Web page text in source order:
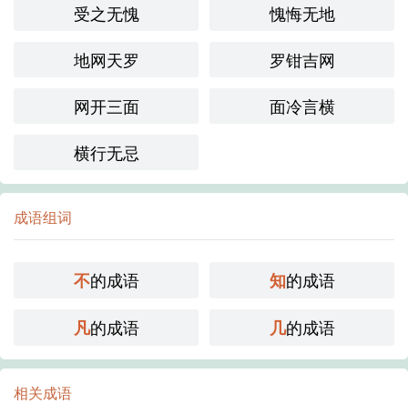
受之无愧
愧悔无地
地网天罗
罗钳吉网
网开三面
面冷言横
横行无忌
成语组词
不的成语 知的成语
凡的成语 几的成语
相关成语